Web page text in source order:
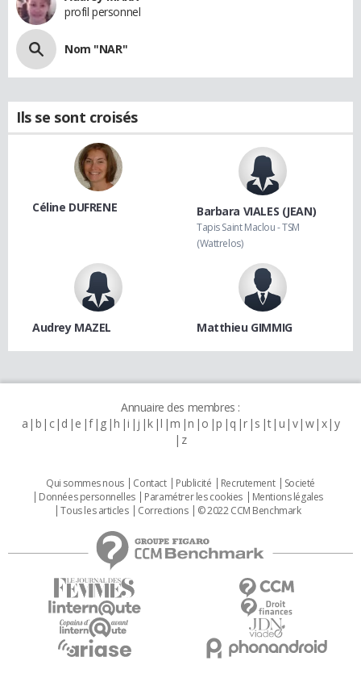
profil personnel
Nom "NAR"
Ils se sont croisés
Céline DUFRENE Barbara VIALES (JEAN)
Tapis Saint Maclou - TSM
(Wattrelos)
Audrey MAZEL Matthieu GIMMIG
Annuaire des membres :
a b c d e f g h i j k l m n o p q r s t u v w x y
z
Qui sommes nous Contact Publicité Recrutement
Societé
Données personnelles
Paramétrer les cookies
Mentions légales
Tous les articles
Corrections © 2022 CCM Benchmark